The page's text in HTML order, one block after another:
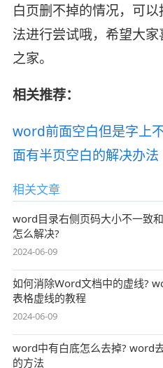
白页删不掉的情况，可
法进行尝试哦，希望大
之家。
相关推荐：
word前面空白但是字上
面有半页空白的解决办法
相关文章
word目录右侧页码大小不一致
怎么解决?
2024-06-09
如何消除Word文档中的虚线?
表格虚线的教程
2024-06-09
word中有白底怎么去掉? word
的方法